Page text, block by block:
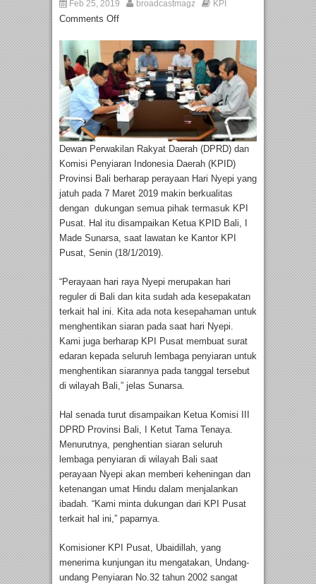
Feb 25, 2019 broadcastmagz KPI
Comments Off
Dewan Perwakilan Rakyat Daerah (DPRD) dan
Komisi Penyiaran Indonesia Daerah (KPID)
Provinsi Bali berharap perayaan Hari Nyepi yang
jatuh pada 7 Maret 2019 makin berkualitas
dengan dukungan semua pihak termasuk KPI
Pusat. Hal itu disampaikan Ketua KPID Bali, I
Made Sunarsa, saat lawatan ke Kantor KPI
Pusat, Senin (18/1/2019).
“Perayaan hari raya Nyepi merupakan hari
reguler di Bali dan kita sudah ada kesepakatan
terkait hal ini. Kita ada nota kesepahaman untuk
menghentikan siaran pada saat hari Nyepi.
Kami juga berharap KPI Pusat membuat surat
edaran kepada seluruh lembaga penyiaran untuk
menghentikan siarannya pada tanggal tersebut
di wilayah Bali,” jelas Sunarsa.
Hal senada turut disampaikan Ketua Komisi III
DPRD Provinsi Bali, I Ketut Tama Tenaya.
Menurutnya, penghentian siaran seluruh
lembaga penyiaran di wilayah Bali saat
perayaan Nyepi akan memberi keheningan dan
ketenangan umat Hindu dalam menjalankan
ibadah. “Kami minta dukungan dari KPI Pusat
terkait hal ini,” paparnya.
Komisioner KPI Pusat, Ubaidillah, yang
menerima kunjungan itu mengatakan, Undang-
undang Penyiaran No.32 tahun 2002 sangat